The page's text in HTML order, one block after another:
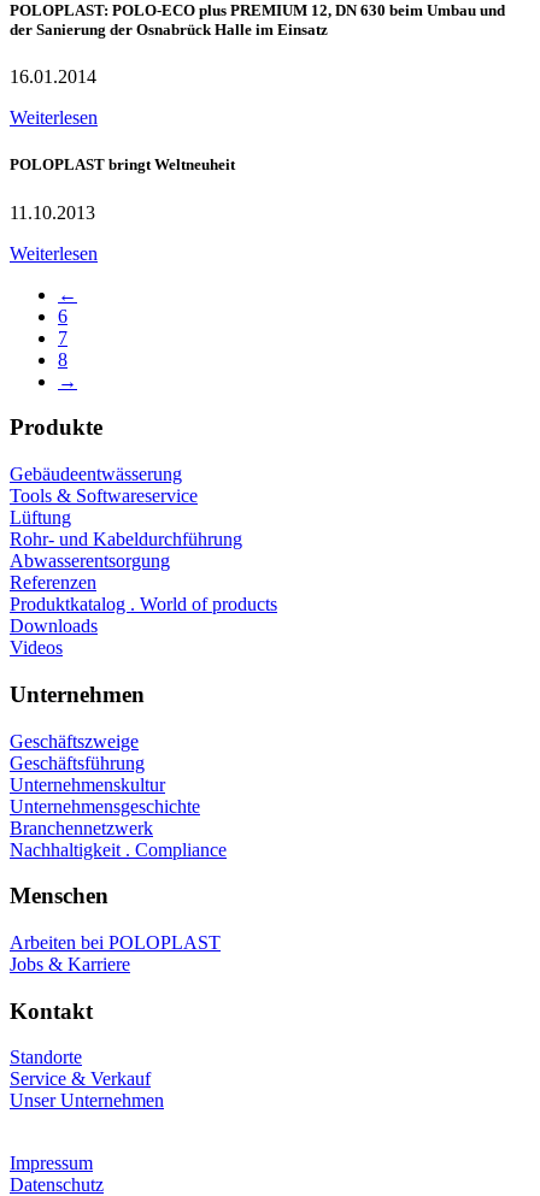
POLOPLAST: POLO-ECO plus PREMIUM 12, DN 630 beim Umbau und
der Sanierung der Osnabrück Halle im Einsatz
16.01.2014
Weiterlesen
POLOPLAST bringt Weltneuheit
11.10.2013
Weiterlesen
←
6
7
8
→
Produkte
Gebäudeentwässerung
Tools & Softwareservice
Lüftung
Rohr- und Kabeldurchführung
Abwasserentsorgung
Referenzen
Produktkatalog . World of products
Downloads
Videos
Unternehmen
Geschäftszweige
Geschäftsführung
Unternehmenskultur
Unternehmensgeschichte
Branchennetzwerk
Nachhaltigkeit . Compliance
Menschen
Arbeiten bei POLOPLAST
Jobs & Karriere
Kontakt
Standorte
Service & Verkauf
Unser Unternehmen
Impressum
Datenschutz